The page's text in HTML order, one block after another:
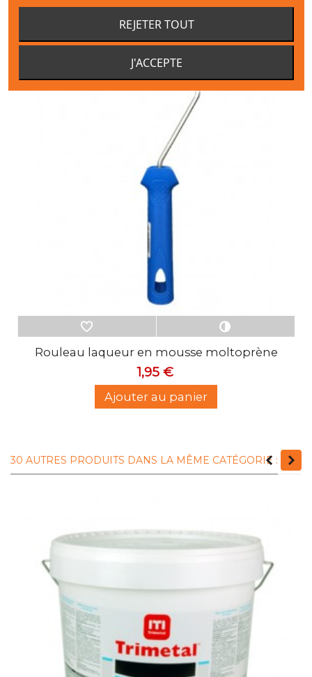
en mousse moltoprène Rouleau
30 AUTRES PRODUITS DANS LA MÊME CATÉGORIE :
REJETER TOUT
J'ACCEPTE